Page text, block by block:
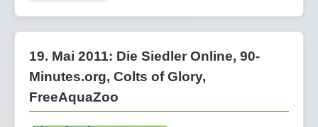
19. Mai 2011: Die Siedler Online, 90-
Minutes.org, Colts of Glory,
FreeAquaZoo